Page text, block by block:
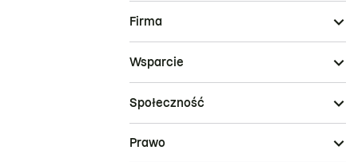
Firma
Wsparcie
Społeczność
Prawo